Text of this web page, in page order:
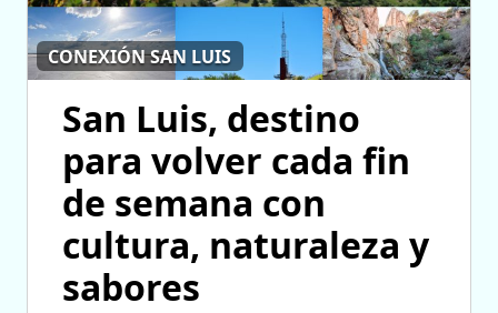
CONEXIÓN SAN LUIS
San Luis, destino
para volver cada fin
de semana con
cultura, naturaleza y
sabores